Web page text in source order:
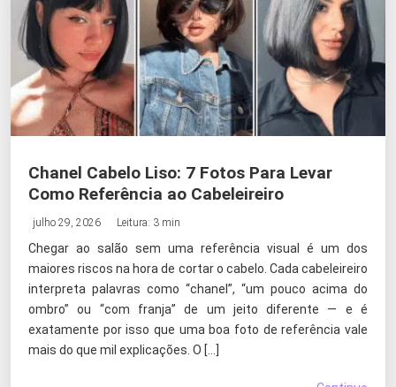
Chanel Cabelo Liso: 7 Fotos Para Levar
Como Referência ao Cabeleireiro
julho 29, 2026 Leitura: 3 min
Chegar ao salão sem uma referência visual é um dos
maiores riscos na hora de cortar o cabelo. Cada cabeleireiro
interpreta palavras como “chanel”, “um pouco acima do
ombro” ou “com franja” de um jeito diferente — e é
exatamente por isso que uma boa foto de referência vale
mais do que mil explicações. O […]